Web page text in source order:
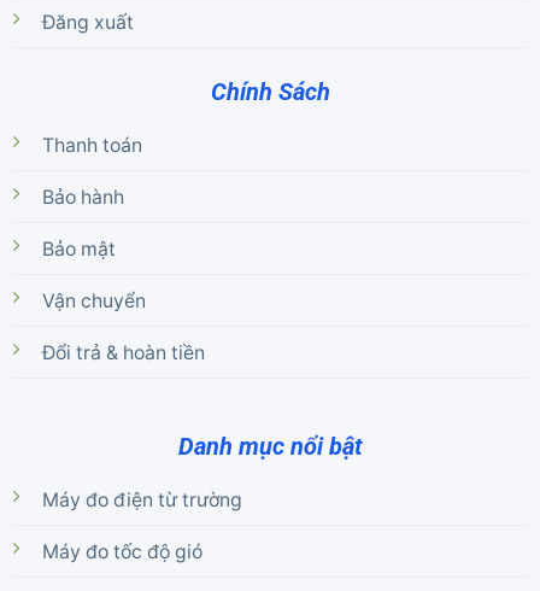
Đăng xuất
Chính Sách
Thanh toán
Bảo hành
Bảo mật
Vận chuyển
Đổi trả & hoàn tiền
Danh mục nổi bật
Máy đo điện từ trường
Máy đo tốc độ gió